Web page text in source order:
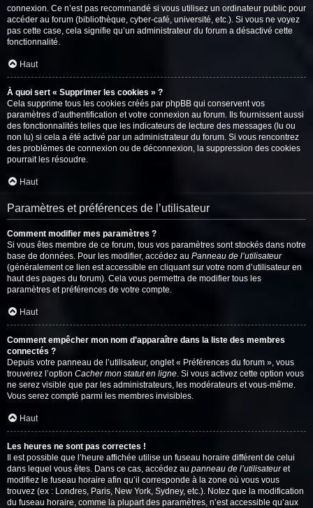
connexion. Ce n’est pas recommandé si vous utilisez un ordinateur public pour
accéder au forum (bibliothèque, cyber-café, université, etc.). Si vous ne voyez
pas cette case, cela signifie qu’un administrateur du forum a désactivé cette
fonctionnalité.
Haut
À quoi sert « Supprimer les cookies » ?
Cela supprime tous les cookies créés par phpBB qui conservent vos
paramètres d’authentification et votre connexion au forum. Ils fournissent aussi
des fonctionnalités telles que les indicateurs de lecture des messages (lu ou
non lu) si cela a été activé par un administrateur du forum. Si vous rencontrez
des problèmes de connexion ou de déconnexion, la suppression des cookies
pourrait les résoudre.
Haut
Paramètres et préférences de l’utilisateur
Comment modifier mes paramètres ?
Si vous êtes membre de ce forum, tous vos paramètres sont stockés dans notre
base de données. Pour les modifier, accédez au Panneau de l’utilisateur
(généralement ce lien est accessible en cliquant sur votre nom d’utilisateur en
haut des pages du forum). Cela vous permettra de modifier tous les
paramètres et préférences de votre compte.
Haut
Comment empêcher mon nom d’apparaître dans la liste des membres
connectés ?
Depuis votre panneau de l’utilisateur, onglet « Préférences du forum », vous
trouverez l’option Cacher mon statut en ligne. Si vous activez cette option vous
ne serez visible que par les administrateurs, les modérateurs et vous-même.
Vous serez compté parmi les membres invisibles.
Haut
Les heures ne sont pas correctes !
Il est possible que l’heure affichée utilise un fuseau horaire différent de celui
dans lequel vous êtes. Dans ce cas, accédez au panneau de l’utilisateuret
modifiez le fuseau horaire afin qu’il corresponde à la zone où vous vous
trouvez (ex : Londres, Paris, New York, Sydney, etc.). Notez que la modification
du fuseau horaire, comme la plupart des paramètres, n’est accessible qu’aux